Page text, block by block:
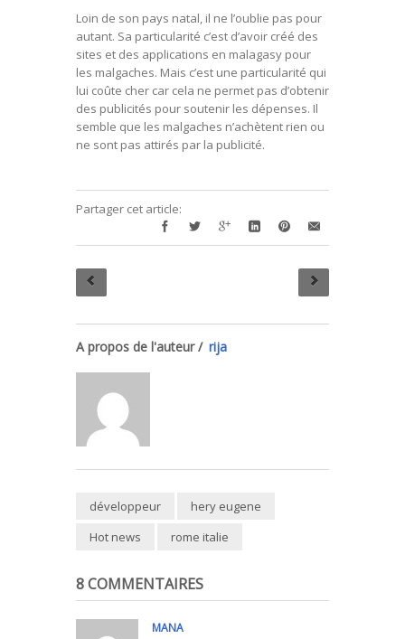
Loin de son pays natal, il ne l’oublie pas pour
autant. Sa particularité c’est d’avoir créé des
sites et des applications en malagasy pour
les malgaches. Mais c’est une particularité qui
lui coûte cher car cela ne permet pas d’obtenir
des publicités pour soutenir les dépenses. Il
semble que les malgaches n’achètent rien ou
ne sont pas attirés par la publicité.
Partager cet article:
A propos de l'auteur / rija
développeur
hery eugene
Hot news
rome italie
8 COMMENTAIRES
MANA